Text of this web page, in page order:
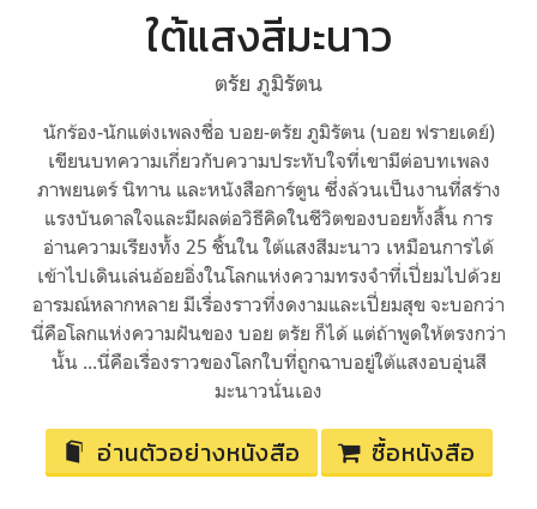
ใต้แสงสีมะนาว
ตรัย ภูมิรัตน
นักร้อง-นักแต่งเพลงชื่อ บอย-ตรัย ภูมิรัตน (บอย ฟรายเดย์)
เขียนบทความเกี่ยวกับความประทับใจที่เขามีต่อบทเพลง
ภาพยนตร์ นิทาน และหนังสือการ์ตูน ซึ่งล้วนเป็นงานที่สร้าง
แรงบันดาลใจและมีผลต่อวิธีคิดในชีวิตของบอยทั้งสิ้น การ
อ่านความเรียงทั้ง 25 ชิ้นใน ใต้แสงสีมะนาว เหมือนการได้
เข้าไปเดินเล่นอ้อยอิ่งในโลกแห่งความทรงจำที่เปี่ยมไปด้วย
อารมณ์หลากหลาย มีเรื่องราวที่งดงามและเปี่ยมสุข จะบอกว่า
นี่คือโลกแห่งความฝันของ บอย ตรัย ก็ได้ แต่ถ้าพูดให้ตรงกว่า
นั้น ...นี่คือเรื่องราวของโลกใบที่ถูกฉาบอยู่ใต้แสงอบอุ่นสี
มะนาวนั่นเอง
อ่านตัวอย่างหนังสือ ซื้อหนังสือ